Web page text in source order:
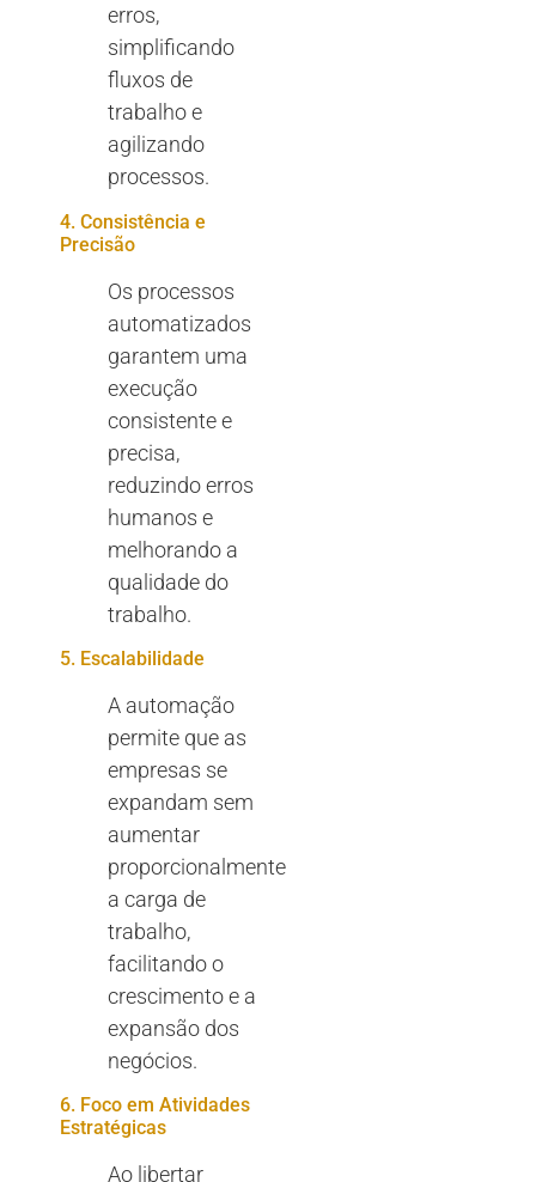
erros,
simplificando
fluxos de
trabalho e
agilizando
processos.
4. Consistência e
Precisão
Os processos
automatizados
garantem uma
execução
consistente e
precisa,
reduzindo erros
humanos e
melhorando a
qualidade do
trabalho.
5. Escalabilidade
A automação
permite que as
empresas se
expandam sem
aumentar
proporcionalmente
a carga de
trabalho,
facilitando o
crescimento e a
expansão dos
negócios.
6. Foco em Atividades
Estratégicas
Ao libertar